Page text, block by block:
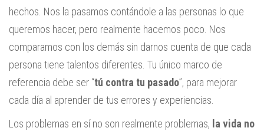
hechos. Nos la pasamos contándole a las personas lo que
queremos hacer, pero realmente hacemos poco. Nos
comparamos con los demás sin darnos cuenta de que cada
persona tiene talentos diferentes. Tu único marco de
referencia debe ser “tú contra tu pasado”, para mejorar
cada día al aprender de tus errores y experiencias.
Los problemas en sí no son realmente problemas, la vida no